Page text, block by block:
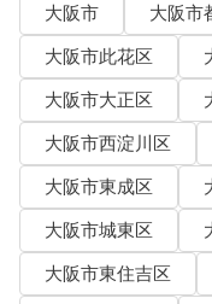
大阪市 大阪市
大阪市此花区
大阪市大正区
大阪市西淀川区
大阪市東成区
大阪市城東区
大阪市東住吉区